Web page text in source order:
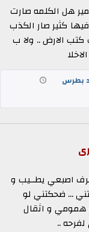
هل الكلمه صارت
كثير صار الكذب
الارض .. ولا ب
بطرس
اصبعي يطــيب و
... ضحكتني لو
و اثقال
..